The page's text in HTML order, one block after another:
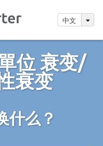
中文
位 衰变/
衰变
什么？